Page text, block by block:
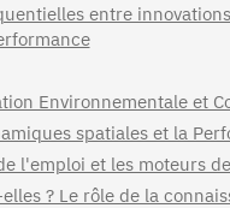
entre
Environnementale et
spatiales et la
l'emploi et les moteurs
? Le rôle de la